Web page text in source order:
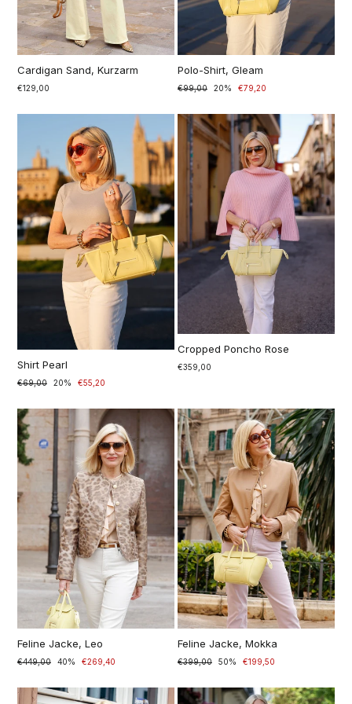
Cardigan Sand, Kurzarm
€129,00
Polo-Shirt, Gleam
Prezzo
€99,00
Prezzo
20% €79,20
Shirt Pearl
Prezzo
€69,00
Prezzo
20% €55,20
Cropped Poncho Rose
€359,00
Feline Jacke, Leo
Prezzo
€449,00
Prezzo
40% €269,40
Feline Jacke, Mokka
Prezzo
€399,00
Prezzo
50% €199,50